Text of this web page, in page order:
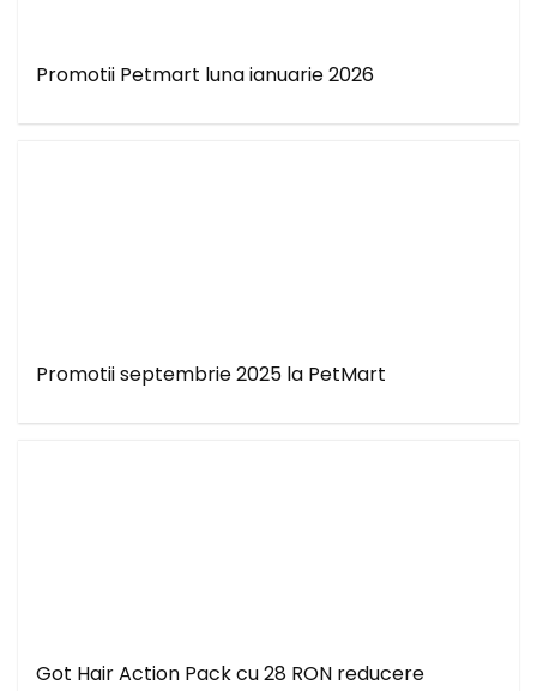
Promotii Petmart luna ianuarie 2026
Promotii septembrie 2025 la PetMart
Got Hair Action Pack cu 28 RON reducere